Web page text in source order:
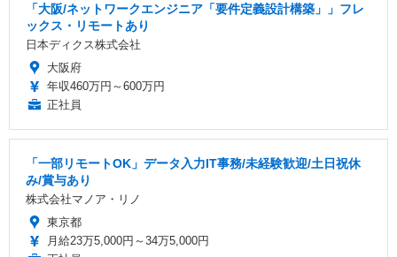
「大阪/ネットワークエンジニア「要件定義設計構築」」フレ
ックス・リモートあり
日本ディクス株式会社
大阪府
年収460万円～600万円
正社員
「一部リモートOK」データ入力IT事務/未経験歓迎/土日祝休
み/賞与あり
株式会社マノア・リノ
東京都
月給23万5,000円～34万5,000円